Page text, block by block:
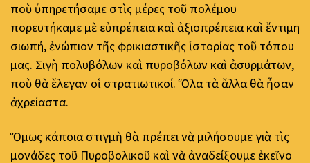
ποὺ ὑπηρετήσαμε στὶς μέρες τοῦ πολέμου
πορευτήκαμε μὲ εὐπρέπεια καὶ ἀξιοπρέπεια καὶ ἔντιμη
σιωπή, ἐνώπιον τῆς φρικιαστικῆς ἱστορίας τοῦ τόπου
μας. Σιγὴ πολυβόλων καὶ πυροβόλων καὶ ἀσυρμάτων,
ποὺ θὰ ἔλεγαν οἱ στρατιωτικοί. Ὅλα τὰ ἄλλα θὰ ἦσαν
ἀχρείαστα.
Ὅμως κάποια στιγμὴ θὰ πρέπει νὰ μιλήσουμε γιὰ τὶς
μονάδες τοῦ Πυροβολικοῦ καὶ νὰ ἀναδείξουμε ἐκεῖνο